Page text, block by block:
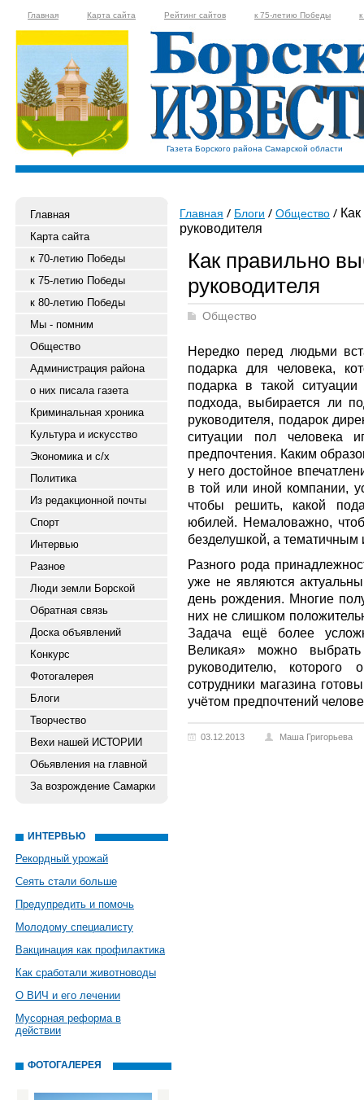
Главная Карта сайта Рейтинг сайтов к 75-летию Победы
Газета Борского района Самарской области
Главная
Карта сайта
к 70-летию Победы
к 75-летию Победы
к 80-летию Победы
Мы - помним
Общество
Администрация района
о них писала газета
Криминальная хроника
Культура и искусство
Экономика и с/х
Политика
Из редакционной почты
Спорт
Интервью
Разное
Люди земли Борской
Обратная связь
Доска объявлений
Конкурс
Фотогалерея
Блоги
Творчество
Вехи нашей ИСТОРИИ
Обьявления на главной
За возрождение Самарки
ИНТЕРВЬЮ
Рекордный урожай
Сеять стали больше
Предупредить и помочь
Молодому специалисту
Вакцинация как профилактика
Как сработали животноводы
О ВИЧ и его лечении
Мусорная реформа в
действии
ФОТОГАЛЕРЕЯ
Главная Блоги Общество
руководителя
Как правильно
руководителя
Общество
Нередко перед людьми
подарка для человека,
подарка в такой ситуации
подхода, выбирается ли
руководителя, подарок
ситуации пол человека
предпочтения. Каким
у него достойное
в той или иной компании,
чтобы решить, какой
юбилей. Немаловажно,
безделушкой, а
Разного рода
уже не являются
день рождения. Многие
них не слишком
Задача ещё более
Великая» можно
руководителю,
сотрудники магазина
учётом предпочтений
03.12.2013 Маша Григорьева